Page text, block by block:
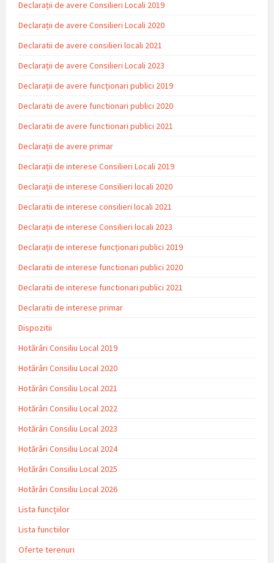
Declarații de avere Consilieri Locali 2019
Declarații de avere Consilieri Locali 2020
Declaratii de avere consilieri locali 2021
Declarații de avere Consilieri Locali 2023
Declarații de avere funcționari publici 2019
Declaratii de avere functionari publici 2020
Declaratii de avere functionari publici 2021
Declarații de avere primar
Declarații de interese Consilieri Locali 2019
Declarații de interese Consilieri locali 2020
Declaratii de interese consilieri locali 2021
Declarații de interese Consilieri locali 2023
Declarații de interese funcționari publici 2019
Declaratii de interese functionari publici 2020
Declaratii de interese functionari publici 2021
Declaratii de interese primar
Dispozitii
Hotărâri Consiliu Local 2019
Hotărâri Consiliu Local 2020
Hotărâri Consiliu Local 2021
Hotărâri Consiliu Local 2022
Hotărâri Consiliu Local 2023
Hotărâri Consiliu Local 2024
Hotărâri Consiliu Local 2025
Hotărâri Consiliu Local 2026
Lista funcțiilor
Lista functiilor
Oferte terenuri